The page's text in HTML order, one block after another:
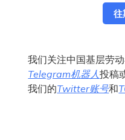
往
我们关注中国基层劳
Telegram机器人投稿
我们的Twitter账号和